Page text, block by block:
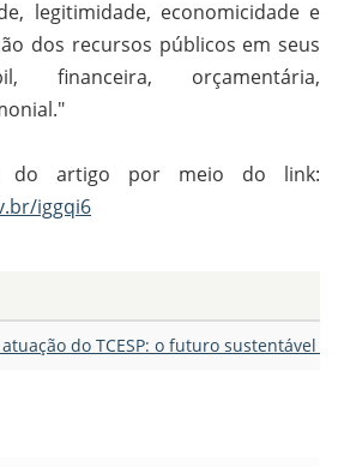
legitimidade, economicidade e
dos recursos públicos em seus
financeira, orçamentária,
do artigo por meio do link:
iggqi6
atuação do TCESP: o futuro sustentável é